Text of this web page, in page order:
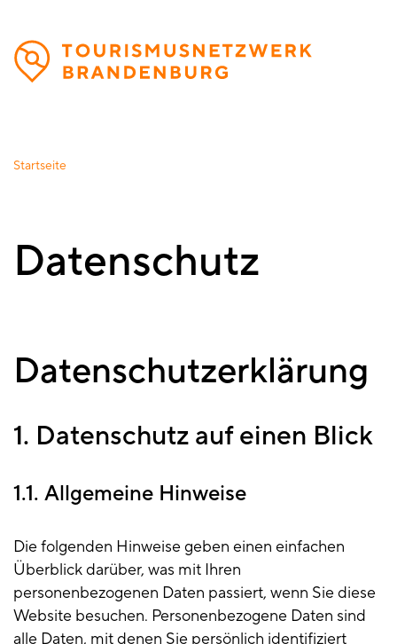
Direkt
zum
Inhalt
Startseite
Datenschutz
Datenschutzerklärung
1. Datenschutz auf einen Blick
1.1. Allgemeine Hinweise
Die folgenden Hinweise geben einen einfachen
Überblick darüber, was mit Ihren
personenbezogenen Daten passiert, wenn Sie diese
Website besuchen. Personenbezogene Daten sind
alle Daten, mit denen Sie persönlich identifiziert